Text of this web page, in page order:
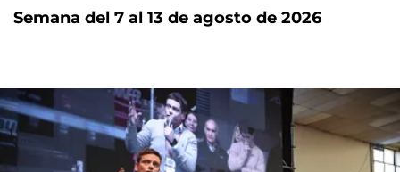
Semana del 7 al 13 de agosto de 2026